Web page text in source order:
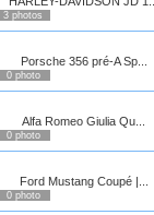
3 photos
Porsche 356 pré-A Sp...
0 photo
Alfa Romeo Giulia Qu...
0 photo
Ford Mustang Coupé |...
0 photo